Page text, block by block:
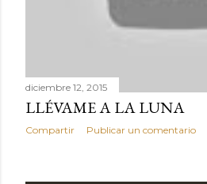
diciembre 12, 2015
LLÉVAME A LA LUNA
Compartir Publicar un comentario